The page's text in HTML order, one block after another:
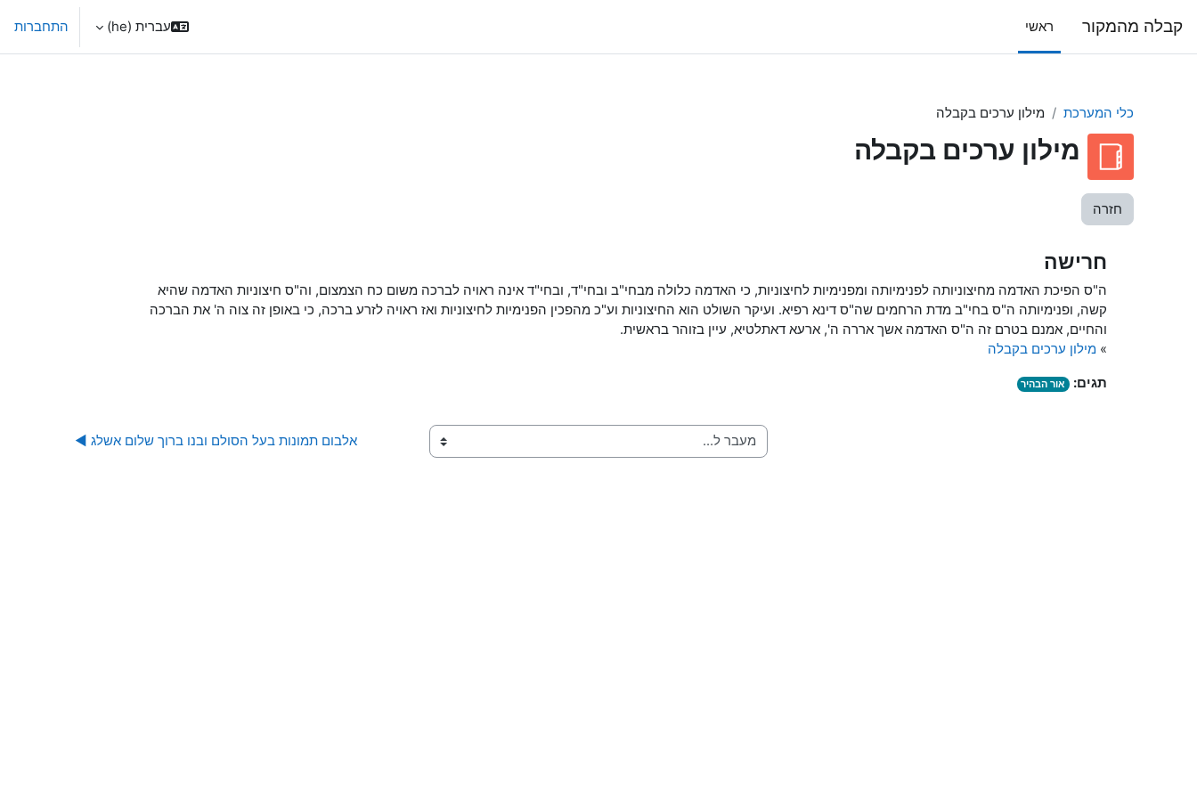
קבלה מהמקור ראשי עברית ‎(he)‎ התחברות
כלי המערכת מילון ערכים בקבלה
מילון ערכים בקבלה
חזרה
חרישה
ה"ס הפיכת האדמה מחיצוניותה לפנימיותה ומפנימיות לחיצוניות, כי האדמה כלולה מבחי"ב ובחי"ד, ובחי"ד אינה ראויה לברכה משום כח הצמצום, וה"ס חיצוניות האדמה שהיא
קשה, ופנימיותה ה"ס בחי"ב מדת הרחמים שה"ס דינא רפיא. ועיקר השולט הוא החיצוניות וע"כ מהפכין הפנימיות לחיצוניות ואז ראויה לזרע ברכה, כי באופן זה צוה ה' את הברכה
והחיים, אמנם בטרם זה ה"ס האדמה אשך אררה ה', ארעא דאתלטיא, עיין בזוהר בראשית.
»מילון ערכים בקבלה
תגים:
אור הבהיר
מעבר ל... אלבום תמונות בעל הסולם ובנו ברוך שלום אשלג ◀︎